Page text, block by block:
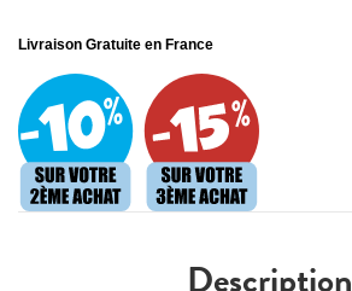
Livraison Gratuite en France
Description